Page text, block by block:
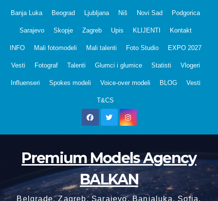
Banja Luka Beograd Ljubljana Niš Novi Sad Podgorica
Sarajevo Skopje Zagreb Upis KLIJENTI Kontakt
INFO Mali fotomodeli Mali talenti Foto Studio EXPO 2027
Vesti Fotograf Talenti Glumci i glumice Statisti Vlogeri
Influenseri Spokes modeli Voice-over modeli BLOG Vesti
T&CS
Premium Models Agency
BALKAN
Belgrade, Zagreb, Sarajevo, Banjaluka, Sofia,